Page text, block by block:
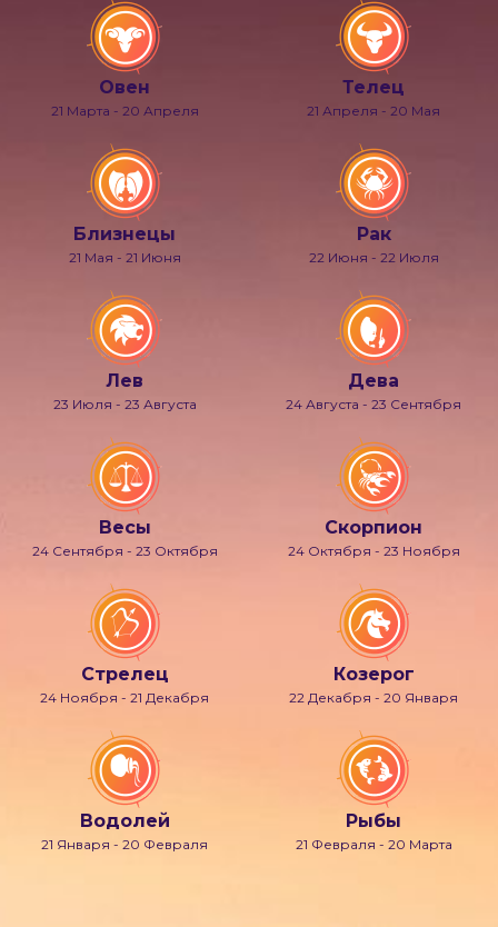
Овен
21 Марта - 20 Апреля
Телец
21 Апреля - 20 Мая
Близнецы
21 Мая - 21 Июня
Рак
22 Июня - 22 Июля
Лев
23 Июля - 23 Августа
Дева
24 Августа - 23 Сентября
Весы
24 Сентября - 23 Октября
Скорпион
24 Октября - 23 Ноября
Стрелец
24 Ноября - 21 Декабря
Козерог
22 Декабря - 20 Января
Водолей
21 Января - 20 Февраля
Рыбы
21 Февраля - 20 Марта